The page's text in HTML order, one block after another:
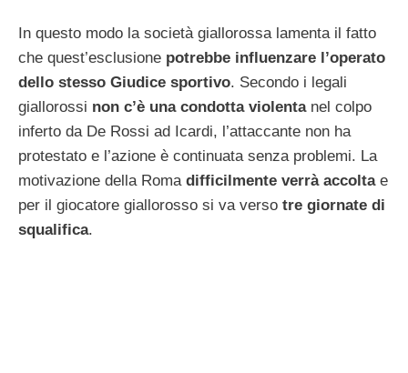
In questo modo la società giallorossa lamenta il fatto
che quest’esclusione potrebbe influenzare l’operato
dello stesso Giudice sportivo. Secondo i legali
giallorossi non c’è una condotta violentanel colpo
inferto da De Rossi ad Icardi, l’attaccante non ha
protestato e l’azione è continuata senza problemi. La
motivazione della Roma difficilmente verrà accoltae
per il giocatore giallorosso si va verso tre giornate di
squalifica.